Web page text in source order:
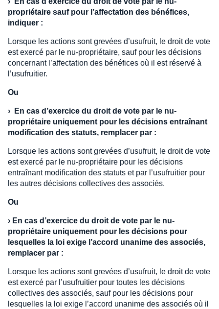
propriétaire sauf pour l’affectation des bénéfices,
indiquer :
Lorsque les actions sont grevées d’usufruit, le droit de vote
est exercé par le nu-propriétaire, sauf pour les décisions
concernant l’affectation des bénéfices où il est réservé à
l’usufruitier.
Ou
›
En cas d’exercice du droit de vote par le nu-
propriétaire uniquement pour les décisions entraînant
modification des statuts, remplacer par :
Lorsque les actions sont grevées d’usufruit, le droit de vote
est exercé par le nu-propriétaire pour les décisions
entraînant modification des statuts et par l’usufruitier pour
les autres décisions collectives des associés.
Ou
› En cas d’exercice du droit de vote par le nu-
propriétaire uniquement pour les décisions pour
lesquelles la loi exige l’accord unanime des associés,
remplacer par :
Lorsque les actions sont grevées d’usufruit, le droit de vote
est exercé par l’usufruitier pour toutes les décisions
collectives des associés, sauf pour les décisions pour
lesquelles la loi exige l’accord unanime des associés où il